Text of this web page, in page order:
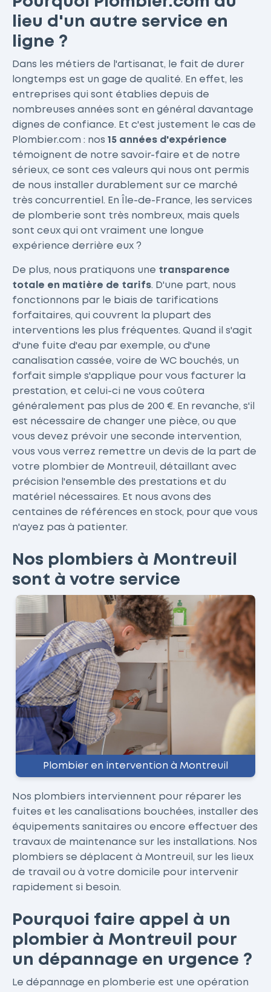
lieu d'un autre service en
ligne ?
Dans les métiers de l'artisanat, le fait de durer
longtemps est un gage de qualité. En effet, les
entreprises qui sont établies depuis de
nombreuses années sont en général davantage
dignes de confiance. Et c'est justement le cas de
Plombier.com : nos 15 années d'expérience
témoignent de notre savoir-faire et de notre
sérieux, ce sont ces valeurs qui nous ont permis
de nous installer durablement sur ce marché
très concurrentiel. En Île-de-France, les services
de plomberie sont très nombreux, mais quels
sont ceux qui ont vraiment une longue
expérience derrière eux ?
De plus, nous pratiquons une transparence
totale en matière de tarifs. D'une part, nous
fonctionnons par le biais de tarifications
forfaitaires, qui couvrent la plupart des
interventions les plus fréquentes. Quand il s'agit
d'une fuite d'eau par exemple, ou d'une
canalisation cassée, voire de WC bouchés, un
forfait simple s'applique pour vous facturer la
prestation, et celui-ci ne vous coûtera
généralement pas plus de 200 €. En revanche, s'il
est nécessaire de changer une pièce, ou que
vous devez prévoir une seconde intervention,
vous vous verrez remettre un devis de la part de
votre plombier de Montreuil, détaillant avec
précision l'ensemble des prestations et du
matériel nécessaires. Et nous avons des
centaines de références en stock, pour que vous
n'ayez pas à patienter.
Nos plombiers à Montreuil
sont à votre service
Plombier en intervention à Montreuil
Nos plombiers interviennent pour réparer les
fuites et les canalisations bouchées, installer des
équipements sanitaires ou encore effectuer des
travaux de maintenance sur les installations. Nos
plombiers se déplacent à Montreuil, sur les lieux
de travail ou à votre domicile pour intervenir
rapidement si besoin.
Pourquoi faire appel à un
plombier à Montreuil pour
un dépannage en urgence ?
Le dépannage en plomberie est une opération